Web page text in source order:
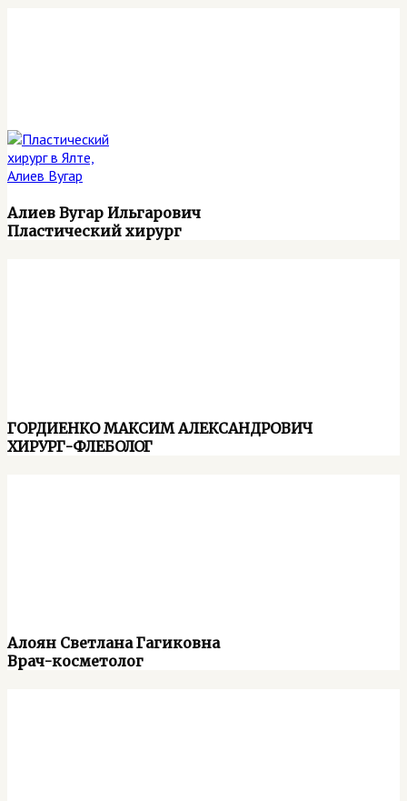
Алиев Вугар Ильгарович
Пластический хирург
ГОРДИЕНКО МАКСИМ АЛЕКСАНДРОВИЧ
ХИРУРГ-ФЛЕБОЛОГ
Алоян Светлана Гагиковна
Врач-косметолог